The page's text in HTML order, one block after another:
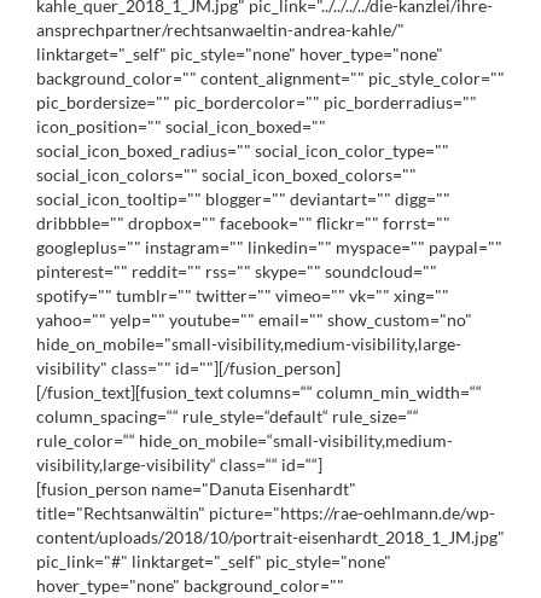
kahle_quer_2018_1_JM.jpg" pic_link="../../../../die-kanzlei/ihre-
ansprechpartner/rechtsanwaeltin-andrea-kahle/"
linktarget="_self" pic_style="none" hover_type="none"
background_color="" content_alignment="" pic_style_color=""
pic_bordersize="" pic_bordercolor="" pic_borderradius=""
icon_position="" social_icon_boxed=""
social_icon_boxed_radius="" social_icon_color_type=""
social_icon_colors="" social_icon_boxed_colors=""
social_icon_tooltip="" blogger="" deviantart="" digg=""
dribbble="" dropbox="" facebook="" flickr="" forrst=""
googleplus="" instagram="" linkedin="" myspace="" paypal=""
pinterest="" reddit="" rss="" skype="" soundcloud=""
spotify="" tumblr="" twitter="" vimeo="" vk="" xing=""
yahoo="" yelp="" youtube="" email="" show_custom="no"
hide_on_mobile="small-visibility,medium-visibility,large-
visibility" class="" id=""][/fusion_person]
[/fusion_text][fusion_text columns=““ column_min_width=““
column_spacing=““ rule_style=“default“ rule_size=““
rule_color=““ hide_on_mobile=“small-visibility,medium-
visibility,large-visibility“ class=““ id=““]
[fusion_person name="Danuta Eisenhardt"
title="Rechtsanwältin" picture="https://rae-oehlmann.de/wp-
content/uploads/2018/10/portrait-eisenhardt_2018_1_JM.jpg"
pic_link="#" linktarget="_self" pic_style="none"
hover_type="none" background_color=""